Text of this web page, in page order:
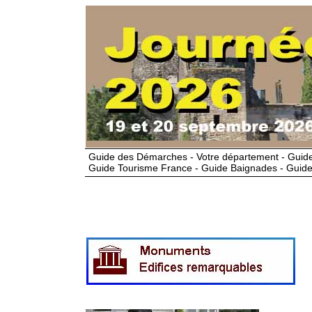
Guide des Démarches - Votre département -
Guide Tourisme France - Guide Baignades -